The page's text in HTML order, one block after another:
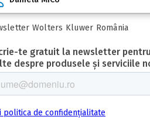
Wolters Kluwer România